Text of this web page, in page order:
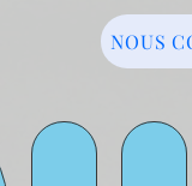
NOUS